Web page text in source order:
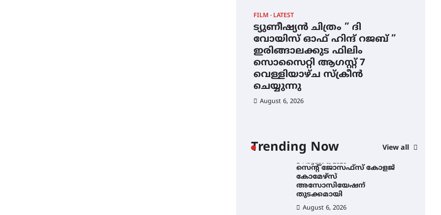
FILM LATEST
ട്യുണീഷ്യൻ ചിത്രം ” ദി
വോയിസ് ഓഫ് ഹിന്ദ് റജബ് ”
ഇരിങ്ങാലക്കുട ഫിലിം
സൊസൈറ്റി ആഗസ്റ്റ് 7
വെള്ളിയാഴ്ച സ്‌ക്രീൻ
ചെയ്യുന്നു
August 6, 2026
Trending Now View all
4.4 മില്ലി മീറ്റർ മഴ ലഭിച്ചു
August 6, 2026
ഐ.ഐ.ടി മദ്രാസ്സിൽ നിന്നും
ഡോക്ടറേറ്റ് – ഇരിങ്ങാലക്കുട
സ്വദേശി ആതിര എം കെ
യുടെ നേട്ടം പ്രതിസന്ധികളോട്
പൊരുതി
August 5, 2026
ട്യുണീഷ്യൻ ചിത്രം ” ദി
ചെയ്യുന്നു
August 6, 2026
സെന്റ് ജോസഫ്സ് കോളജ്
കോമേഴ്‌സ്
അസോസിയേഷന്
തുടക്കമായി
August 6, 2026